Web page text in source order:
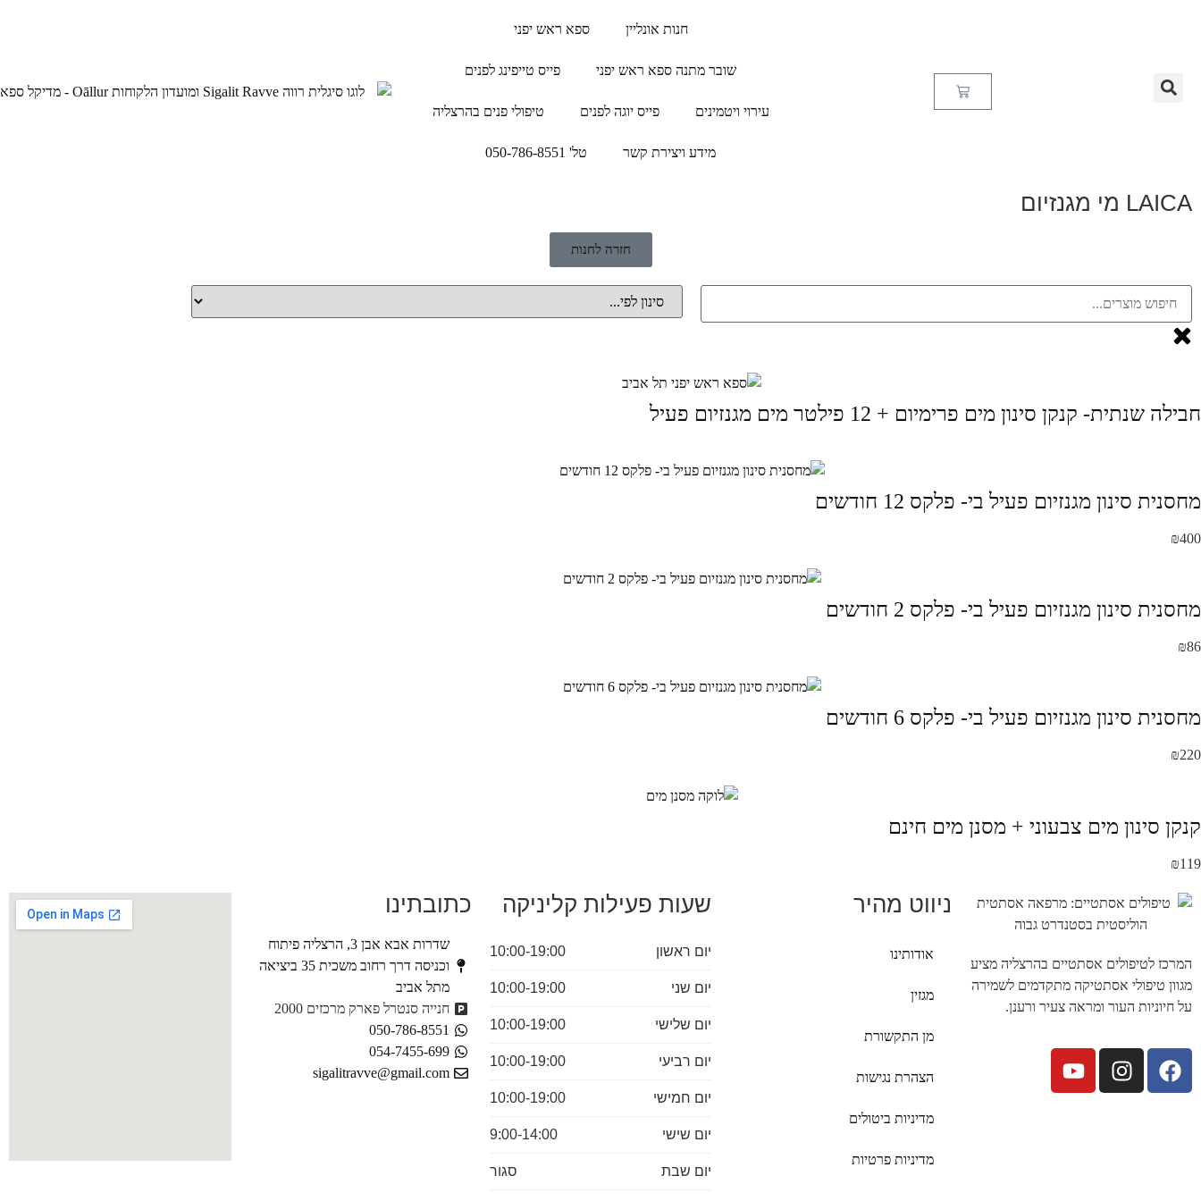
חנות אונליין ספא ראש יפני
שובר מתנה ספא ראש יפני פייס טייפינג לפנים
עירוי ויטמינים פייס יוגה לפנים טיפולי פנים בהרצליה
מידע ויצירת קשר טל' 050-786-8551
LAICA מי מגנזיום
חזרה לחנות
חבילה שנתית- קנקן סינון מים פרימיום + 12 פילטר מים מגנזיום פעיל
מחסנית סינון מגנזיום פעיל בי- פלקס 12 חודשים
₪400
מחסנית סינון מגנזיום פעיל בי- פלקס 2 חודשים
₪86
מחסנית סינון מגנזיום פעיל בי- פלקס 6 חודשים
₪220
קנקן סינון מים צבעוני + מסנן מים חינם
₪119
המרכז לטיפולים אסתטיים בהרצליה מציע
מגוון טיפולי אסתטיקה מתקדמים לשמירה
על חיוניות העור ומראה צעיר ורענן.
ניווט מהיר
אודותינו
מגזין
מן התקשורת
הצהרת נגישות
מדיניות ביטולים
מדיניות פרטיות
שעות פעילות קליניקה
יום ראשון 10:00-19:00
יום שני 10:00-19:00
יום שלישי 10:00-19:00
יום רביעי 10:00-19:00
יום חמישי 10:00-19:00
יום שישי 9:00-14:00
יום שבת סגור
כתובתינו
שדרות אבא אבן 3, הרצליה פיתוח
וכניסה דרך רחוב משכית 35 ביציאה
מתל אביב
חנייה סנטרל פארק מרכזים 2000
050-786-8551
054-7455-699
sigalitravve@gmail.com